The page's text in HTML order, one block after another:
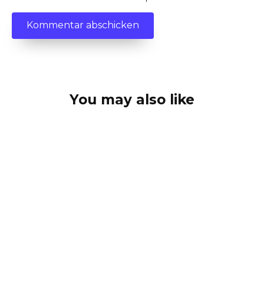
You may also like